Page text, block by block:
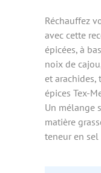
Réchauffez
avec cette
épicées, à
noix de
et arachides,
épices Tex-
Un mélange
matière
teneur en